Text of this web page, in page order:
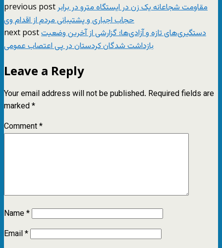
previous postمقاومت شجاعانه یک زن در ایستگاه مترو در برابر
حجاب اجباری و پشتیبانی مردم از اقدام وی
next postدستگیری‌های تازه و آزادی‌ها؛ گزارشی از آخرین وضعیت
بازداشت شدگان کردستان در پی اعتصاب عمومی
Leave a Reply
Your email address will not be published. Required fields are
marked*
Comment*
Name*
Email*